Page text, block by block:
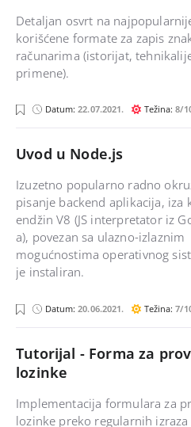
Detaljan osvrt na
korišćene formate za zapis
računarima (istorijat,
primene).
Datum:22.07.2021. Težina:8/
Uvod u Node.js
Izuzetno popularno radno
pisanje backend aplikacija, iza
endžin V8 (JS interpretator iz
a), povezan sa ulazno-izlaznim
mogućnostima operativnog
je instaliran.
Datum:20.06.2021. Težina:7/
Tutorijal - Forma za
lozinke
Implementacija formulara za
lozinke preko regularnih izraza